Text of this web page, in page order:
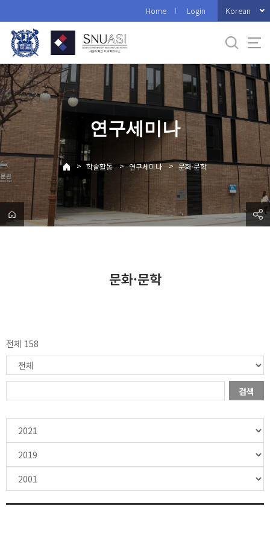
로
메
뉴
Home Login Korean
연구세미나
> 학술활동 > 연구세미나 > 문화·문학
문화·문학
전체 158
검색